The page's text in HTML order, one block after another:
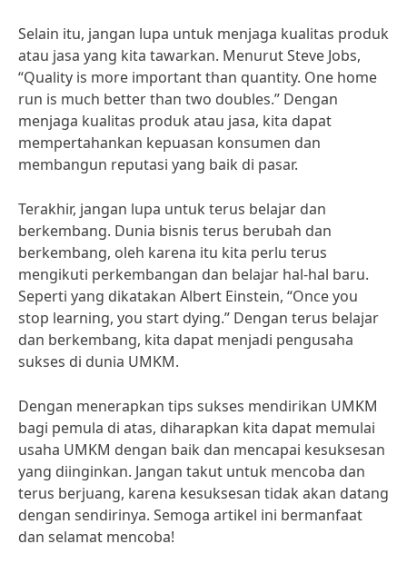
Selain itu, jangan lupa untuk menjaga kualitas produk
atau jasa yang kita tawarkan. Menurut Steve Jobs,
“Quality is more important than quantity. One home
run is much better than two doubles.” Dengan
menjaga kualitas produk atau jasa, kita dapat
mempertahankan kepuasan konsumen dan
membangun reputasi yang baik di pasar.
Terakhir, jangan lupa untuk terus belajar dan
berkembang. Dunia bisnis terus berubah dan
berkembang, oleh karena itu kita perlu terus
mengikuti perkembangan dan belajar hal-hal baru.
Seperti yang dikatakan Albert Einstein, “Once you
stop learning, you start dying.” Dengan terus belajar
dan berkembang, kita dapat menjadi pengusaha
sukses di dunia UMKM.
Dengan menerapkan tips sukses mendirikan UMKM
bagi pemula di atas, diharapkan kita dapat memulai
usaha UMKM dengan baik dan mencapai kesuksesan
yang diinginkan. Jangan takut untuk mencoba dan
terus berjuang, karena kesuksesan tidak akan datang
dengan sendirinya. Semoga artikel ini bermanfaat
dan selamat mencoba!